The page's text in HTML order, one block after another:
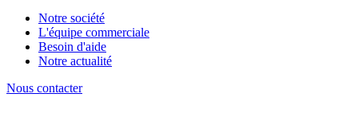
Notre société
L'équipe commerciale
Besoin d'aide
Notre actualité
Nous contacter